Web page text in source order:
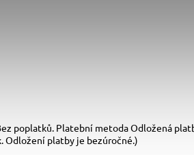
poplatků. Platební metoda Odložená
Odložení platby je bezúročné.)